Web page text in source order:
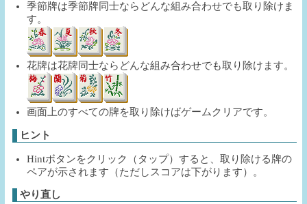
季節牌は季節牌同士ならどんな組み合わせでも取り除けま
す。
花牌は花牌同士ならどんな組み合わせでも取り除けます。
画面上のすべての牌を取り除けばゲームクリアです。
ヒント
Hintボタンをクリック（タップ）すると、取り除ける牌の
ペアが示されます（ただしスコアは下がります）。
やり直し